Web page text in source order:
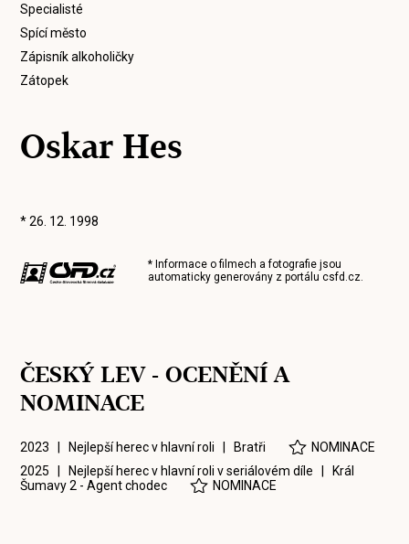
Specialisté
Spící město
Zápisník alkoholičky
Zátopek
Oskar Hes
* 26. 12. 1998
* Informace o filmech a fotografie jsou
automaticky generovány z portálucsfd.cz.
ČESKÝ LEV - OCENĚNÍ A
NOMINACE
2023 | Nejlepší herec v hlavní roli | Bratři
NOMINACE
2025 | Nejlepší herec v hlavní roli v seriálovém díle | Král
Šumavy 2 - Agent chodec
NOMINACE